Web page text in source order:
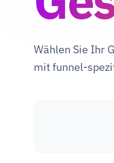
Wählen Sie Ihr
mit funnel-